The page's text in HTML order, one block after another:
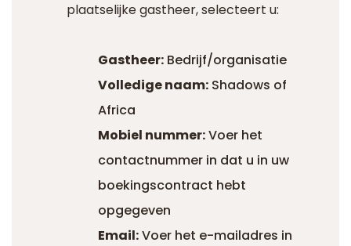
plaatselijke gastheer, selecteert u:
Gastheer: Bedrijf/organisatie
Volledige naam: Shadows of
Africa
Mobiel nummer:Voer het
contactnummer in dat u in uw
boekingscontract hebt
opgegeven
Email:Voer het e-mailadres in